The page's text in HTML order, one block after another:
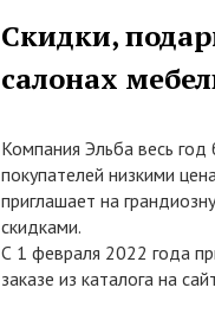
Скидки,
салонах
Компания Эльба весь
покупателей низкими
приглашает на
скидками.
С 1 февраля 2022 года
заказе из каталога на
www.elbamebel.com